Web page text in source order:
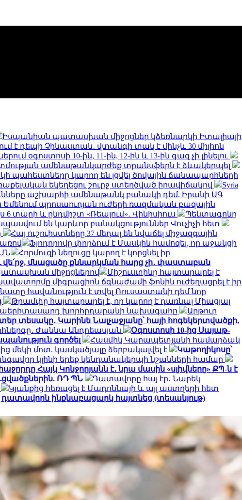
Իսպանիան պատասխան միջոցներ կձեռնարկի Իտալիայի
է դեպի Չինաստան․ վտանգի տակ է մինչև 30 միլիոն
օգոստոսի 10-ին, 11-ին, 12-ին և 13-ին գազ չի լինելու
ամենաթանկարժեք տրանսֆերն է ձևակերպել
պահեստները կարող են լցվել ծովային ճանապարհների
եկեղեցու շուրջ ստեղծված իրավիճակով
Syria
աշխարհի ամենաթանկ բանակի դեմ. Իրանի ԱԳ
Եմենում պրոսաուդյան ուժերի ռազմական բազային
6 տարի և ընդմիշտ «Ռեալում»․ Վինիսիուս
Պենտագոնը
են կարևոր բանակցություններ Վուչիչի հետ
Հայ ուշուիստները 37 մեդալ են նվաճել միջազգային
Ֆյոդորովը փորձում է Մասկին համոզել, որ աջակցի
Հորմուզի նեղուցը կարող է կորցնել իր
մնացածը քննարկման հարց չի․ փաստաբան
միջոցներով
Միշուստինը հայտարարել է
միգրացիոն ճգնաժամի ֆոնին ուժեղացրել է իր
հավանություն է տվել Ռուսաստանի դեմ նոր
Թրամփը հայտարարել է, որ կարող է դառնալ Միացյալ
խորհրդարանի նախագահը
Արթուր
տեսակը․ Կարինե Նալչաջյանը՝ հայի հոգեկերտվածքի,
Ժաննա Անդրեասյան
Օգոստոսի 10-ից Սայաթ-
գործել
Հասմիկ Կարապետյանի համարձակ
մեկի մոտ. կասկածյալը ձերբակալվել է
Կաթողիկոսը՝
կլինի երեք կենդանակերպի նշանների համար
Հայկ Կոնջորյանն է․ նրա մասին «սլիվները» ՔՊ-ն է
ՌԴ ՊՆ
Դատավորը հայ էր․ Նարեկ
Կյանքից հեռացել է Մադոննայի և այլ աստղերի հետ
դատավորն ինքնաբացարկ հայտնեց (տեսանյութ)